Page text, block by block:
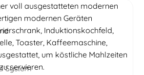
voll ausgestatteten modernen
modernen Geräten
Induktionskochfeld,
Toaster, Kaffeemaschine,
um köstliche Mahlzeiten
servieren.
System